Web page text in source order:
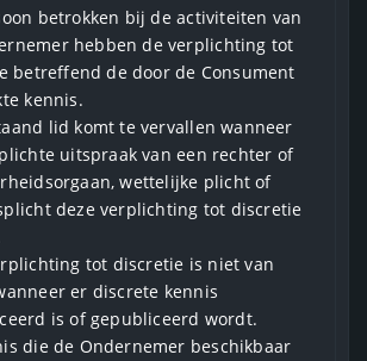
betrokken bij de activiteiten van
hebben de verplichting tot
betreffend de door de Consument
kennis.
lid komt te vervallen wanneer
uitspraak van een rechter of
wettelijke plicht of
deze verplichting tot discretie
tot discretie is niet van
er discrete kennis
is of gepubliceerd wordt.
die de Ondernemer beschikbaar